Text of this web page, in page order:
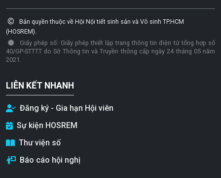
Bản quyền thuộc về Hội Nội tiết sinh sản và Vô sinh TP.HCM
(HOSREM).
Giấy phép số: Giấy phép thiết lập trang thông tin điện tử tổng hợp số
40/GP-STTTT do Sở Thông tin và Truyền thông cấp ngày 24 tháng 05 năm
2021.
LIÊN KẾT NHANH
Đăng ký - Gia hạn Hội viên
Sự kiện HOSREM
Thư viện số
Báo cáo hội nghị